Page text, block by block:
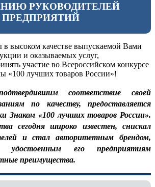
РУКОВОДИТЕЛЕЙ
ПРЕДПРИЯТИЙ
высоком качестве выпускаемой Вами
и оказываемых услуг,
участие во Всероссийском конкурсе
«100 лучших товаров России»!
соответствие своей
по качеству, предоставляется
Знаком «100 лучших товаров России».
сегодня широко известен, снискал
и стал авторитетным брендом,
удостоенным его предприятиям
преимущества.